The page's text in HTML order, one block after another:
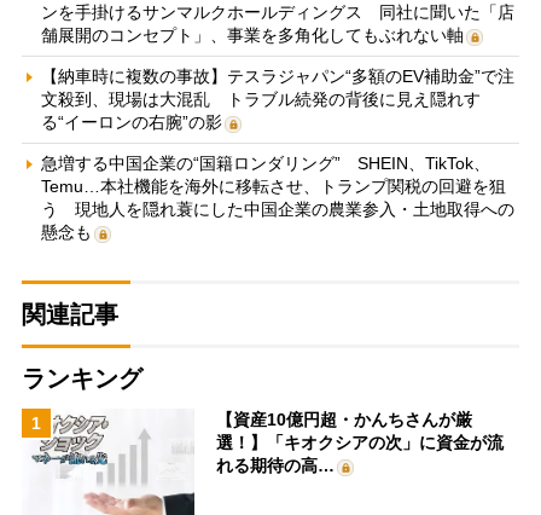
ンを手掛けるサンマルクホールディングス 同社に聞いた「店
舗展開のコンセプト」、事業を多角化してもぶれない軸
【納車時に複数の事故】テスラジャパン“多額のEV補助金”で注
文殺到、現場は大混乱 トラブル続発の背後に見え隠れす
る“イーロンの右腕”の影
急増する中国企業の“国籍ロンダリング” SHEIN、TikTok、
Temu…本社機能を海外に移転させ、トランプ関税の回避を狙
う 現地人を隠れ蓑にした中国企業の農業参入・土地取得への
懸念も
関連記事
ランキング
1
【資産10億円超・かんちさんが厳
選！】「キオクシアの次」に資金が流
れる期待の高…